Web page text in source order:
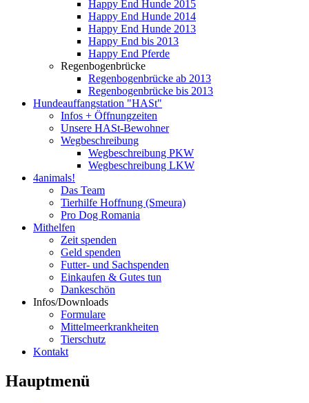
Happy End Hunde 2015
Happy End Hunde 2014
Happy End Hunde 2013
Happy End bis 2013
Happy End Pferde
Regenbogenbrücke
Regenbogenbrücke ab 2013
Regenbogenbrücke bis 2013
Hundeauffangstation "HASt"
Infos + Öffnungzeiten
Unsere HASt-Bewohner
Wegbeschreibung
Wegbeschreibung PKW
Wegbeschreibung LKW
4animals!
Das Team
Tierhilfe Hoffnung (Smeura)
Pro Dog Romania
Mithelfen
Zeit spenden
Geld spenden
Futter- und Sachspenden
Einkaufen & Gutes tun
Dankeschön
Infos/Downloads
Formulare
Mittelmeerkrankheiten
Tierschutz
Kontakt
Hauptmenü